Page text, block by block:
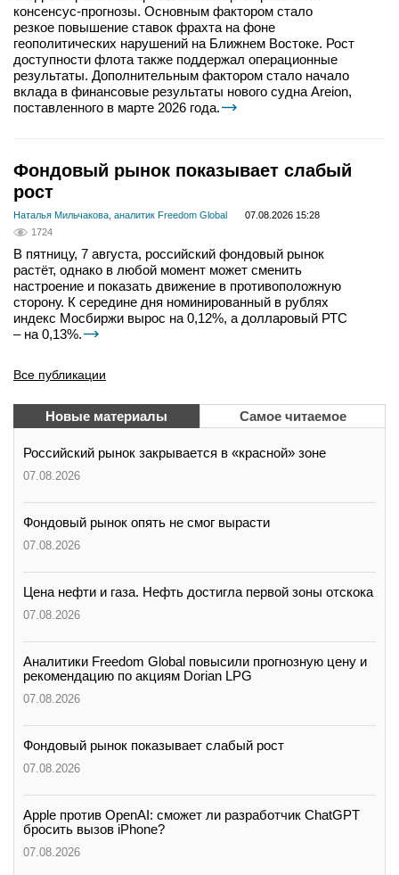
консенсус-прогнозы. Основным фактором стало
резкое повышение ставок фрахта на фоне
геополитических нарушений на Ближнем Востоке. Рост
доступности флота также поддержал операционные
результаты. Дополнительным фактором стало начало
вклада в финансовые результаты нового судна Areion,
поставленного в марте 2026 года.
Фондовый рынок показывает слабый
рост
Наталья Мильчакова, аналитик Freedom Global
07.08.2026 15:28
1724
В пятницу, 7 августа, российский фондовый рынок
растёт, однако в любой момент может сменить
настроение и показать движение в противоположную
сторону. К середине дня номинированный в рублях
индекс Мосбиржи вырос на 0,12%, а долларовый РТС
– на 0,13%.
Все публикации
Новые материалы Самое читаемое
Российский рынок закрывается в «красной» зоне
07.08.2026
Фондовый рынок опять не смог вырасти
07.08.2026
Цена нефти и газа. Нефть достигла первой зоны отскока
07.08.2026
Аналитики Freedom Global повысили прогнозную цену и
рекомендацию по акциям Dorian LPG
07.08.2026
Фондовый рынок показывает слабый рост
07.08.2026
Apple против OpenAI: сможет ли разработчик ChatGPT
бросить вызов iPhone?
07.08.2026